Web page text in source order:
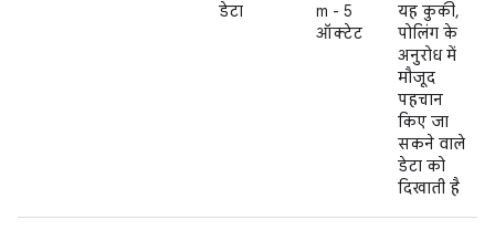
डेटा
m - 5
ऑक्टेट
यह कुकी,
पोलिंग के
अनुरोध में
मौजूद
पहचान
किए जा
सकने वाले
डेटा को
दिखाती है